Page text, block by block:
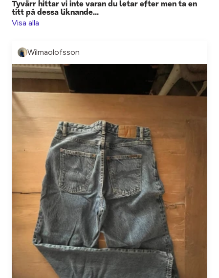
Tyvärr hittar vi inte varan du letar efter men ta en
titt på dessa liknande...
Visa alla
Wilmaolofsson